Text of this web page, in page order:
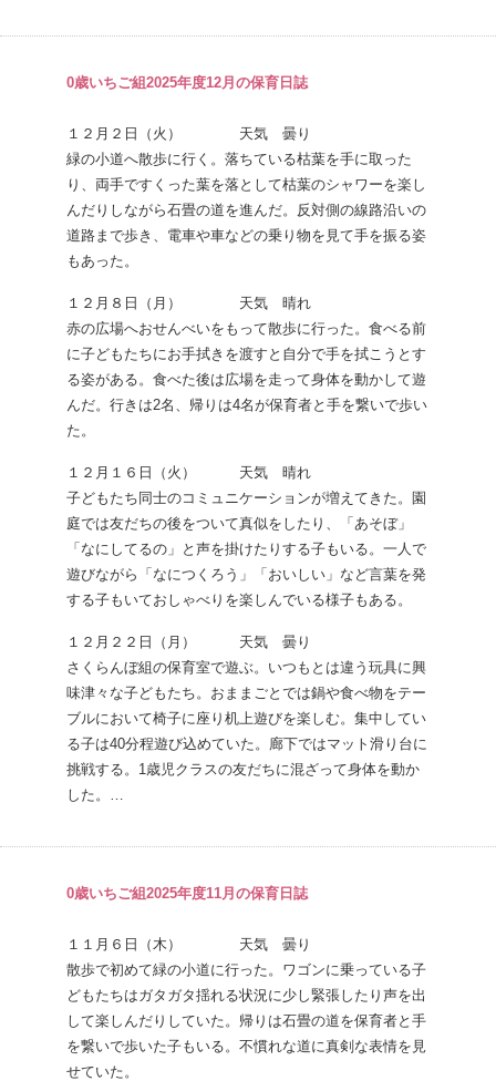
0歳いちご組2025年度12月の保育日誌
１２月２日（火） 天気 曇り
緑の小道へ散歩に行く。落ちている枯葉を手に取った
り、両手ですくった葉を落として枯葉のシャワーを楽し
んだりしながら石畳の道を進んだ。反対側の線路沿いの
道路まで歩き、電車や車などの乗り物を見て手を振る姿
もあった。
１２月８日（月） 天気 晴れ
赤の広場へおせんべいをもって散歩に行った。食べる前
に子どもたちにお手拭きを渡すと自分で手を拭こうとす
る姿がある。食べた後は広場を走って身体を動かして遊
んだ。行きは2名、帰りは4名が保育者と手を繋いで歩い
た。
１２月１６日（火） 天気 晴れ
子どもたち同士のコミュニケーションが増えてきた。園
庭では友だちの後をついて真似をしたり、「あそぼ」
「なにしてるの」と声を掛けたりする子もいる。一人で
遊びながら「なにつくろう」「おいしい」など言葉を発
する子もいておしゃべりを楽しんでいる様子もある。
１２月２２日（月） 天気 曇り
さくらんぼ組の保育室で遊ぶ。いつもとは違う玩具に興
味津々な子どもたち。おままごとでは鍋や食べ物をテー
ブルにおいて椅子に座り机上遊びを楽しむ。集中してい
る子は40分程遊び込めていた。廊下ではマット滑り台に
挑戦する。1歳児クラスの友だちに混ざって身体を動か
した。…
0歳いちご組2025年度11月の保育日誌
１１月６日（木） 天気 曇り
散歩で初めて緑の小道に行った。ワゴンに乗っている子
どもたちはガタガタ揺れる状況に少し緊張したり声を出
して楽しんだりしていた。帰りは石畳の道を保育者と手
を繋いで歩いた子もいる。不慣れな道に真剣な表情を見
せていた。